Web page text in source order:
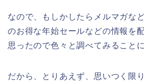
なので、もしかしたらメルマガな
のお得な年始セールなどの情報を
思ったので色々と調べてみること
だから、とりあえず、思いつく限